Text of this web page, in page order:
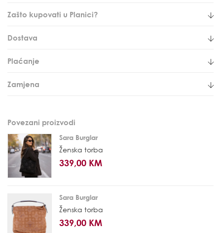
Zašto kupovati u Planici?
Dostava
Plaćanje
Zamjena
Povezani proizvodi
Sara Burglar
Ženska torba
339,00 KM
Sara Burglar
Ženska torba
339,00 KM